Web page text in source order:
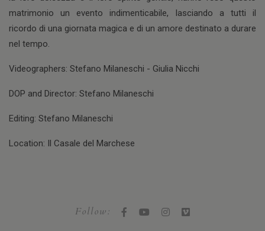
matrimonio un evento indimenticabile, lasciando a tutti il
ricordo di una giornata magica e di un amore destinato a durare
nel tempo.
Videographers: Stefano Milaneschi - Giulia Nicchi
DOP and Director: Stefano Milaneschi
Editing: Stefano Milaneschi
Location: Il Casale del Marchese
Follow: